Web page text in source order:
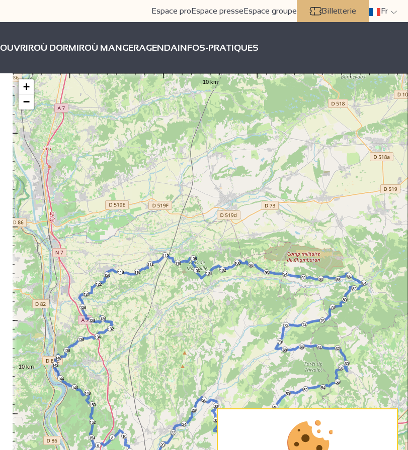
Espace proEspace presseEspace groupe Billetterie Fr
OÙ DORMIROÙ MANGERAGENDAINFOS-PRATIQUES
128
64
32
96
48
80
112
144
8
24
56
72
88
104
120
136
152
20
28
52
60
68
76
84
92
100
108
116
124
132
140
148
6
10
22
26
30
50
54
58
62
66
70
74
78
82
86
90
94
98
102
106
110
114
118
122
126
130
134
138
142
146
150
154
+
−